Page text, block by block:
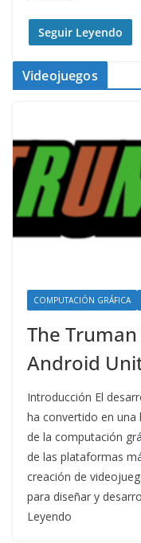
Seguir Leyendo
Videojuegos
COMPUTACIÓN GRÁFICA
The
Android
Introducción El
ha convertido en una
de la computación
de las plataformas
creación de
para diseñar y
Leyendo